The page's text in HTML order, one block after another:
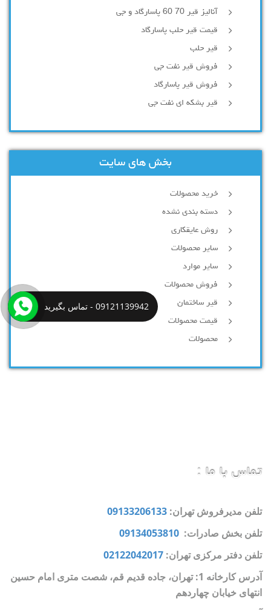
آنالیز قیر 70 60 پاسارگاد و جی
قیمت قیر حلب پاسارگاد
قیر حلب
فروش قیر نفت جی
فروش قیر پاسارگاد
قیر بشکه ای نفت جی
بخش های سایت
خرید محصولات
دسته بندی نشده
روش عایقکاری
سایر محصولات
سایر موارد
فروش محصولات
قیر ساختمان
قیمت محصولات
محصولات
تماس با ما :
تلفن مدیرفروش تهران: 09133206133
تلفن بخش صادرات: 09134053810
تلفن دفتر مرکزی تهران: 02122042017
آدرس کارخانه 1: تهران، جاده قدیم قم، شصت متری امام حسین
انتهای خیابان چهاردهم
09121139942 - تماس بگیرید